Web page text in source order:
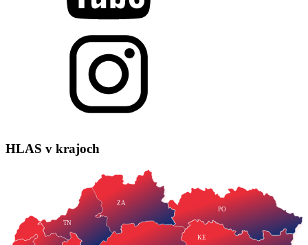
HLAS v krajoch
TN
ZA
PO
KE